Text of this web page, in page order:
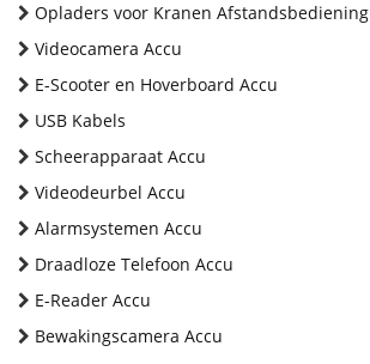
Opladers voor Kranen Afstandsbediening
Videocamera Accu
E-Scooter en Hoverboard Accu
USB Kabels
Scheerapparaat Accu
Videodeurbel Accu
Alarmsystemen Accu
Draadloze Telefoon Accu
E-Reader Accu
Bewakingscamera Accu